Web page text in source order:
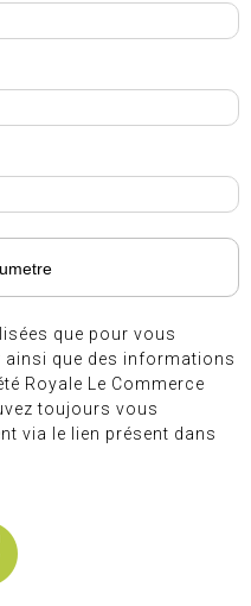
que pour vous
ainsi que des informations
Royale Le Commerce
toujours vous
via le lien présent dans